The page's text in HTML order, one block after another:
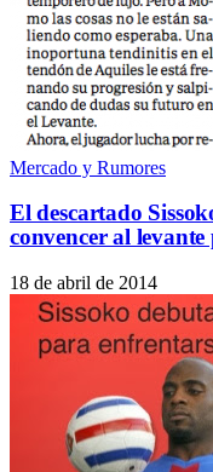
Mercado y Rumores
El descartado
convencer al
18 de abril de 2014